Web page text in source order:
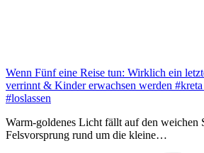
Wenn Fünf eine Reise tun: Wirklich ein
verrinnt & Kinder erwachsen werden
#loslassen
Warm-goldenes Licht fällt auf den weichen
Felsvorsprung rund um die kleine…